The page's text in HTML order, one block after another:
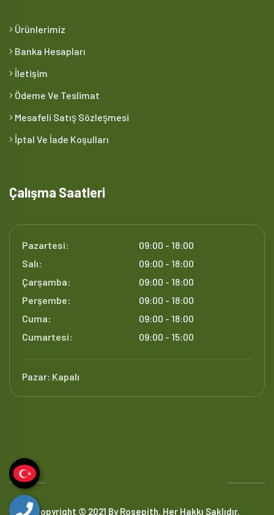
Ürünlerimiz
Banka Hesapları
İletişim
Ödeme Ve Teslimat
Mesafeli Satış Sözleşmesi
İptal Ve İade Koşulları
Çalışma Saatleri
Pazartesi:
09:00 - 18:00
Salı:
09:00 - 18:00
Çarşamba:
09:00 - 18:00
Perşembe:
09:00 - 18:00
Cuma:
09:00 - 18:00
Cumartesi:
09:00 - 15:00
Pazar: Kapalı
Copyright © 2021 By Rosepith. Her Hakkı Saklıdır.